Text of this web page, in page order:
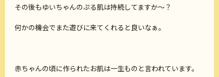
その後もゆいちゃんのぷる肌は持続してますか～？
何かの機会でまた遊びに来てくれると良いなぁ。
赤ちゃんの頃に作られたお肌は一生ものと言われています。